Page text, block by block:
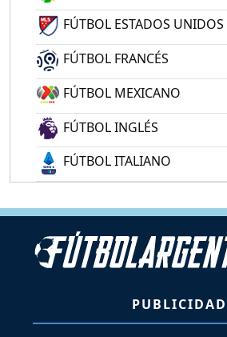
FÚTBOL ESTADOS UNIDOS
FÚTBOL FRANCÉS
FÚTBOL MEXICANO
FÚTBOL INGLÉS
FÚTBOL ITALIANO
PUBLICIDAD